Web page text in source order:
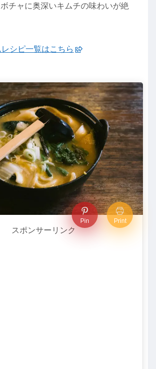
チャに奥深いキムチの味わいが絶
シピ一覧はこちら
Pin Print
スポンサーリンク